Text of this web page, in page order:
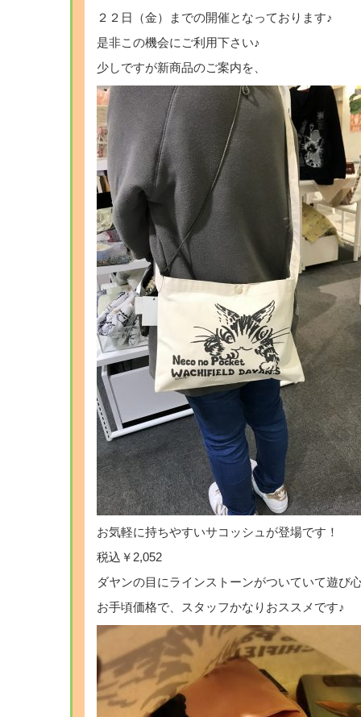
２２日（金）までの開催となっております♪
是非この機会にご利用下さい♪
少しですが新商品のご案内を、
お気軽に持ちやすいサコッシュが登場です！
税込￥2,052
ダヤンの目にラインストーンがついていて遊び
お手頃価格で、スタッフかなりおススメです♪